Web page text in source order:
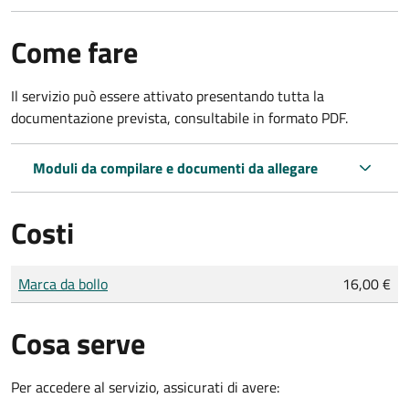
Come fare
Il servizio può essere attivato presentando tutta la
documentazione prevista, consultabile in formato PDF.
Moduli da compilare e documenti da allegare
Costi
Tipo di pagamento
Importo
Marca da bollo 16,00 €
Cosa serve
Per accedere al servizio, assicurati di avere: